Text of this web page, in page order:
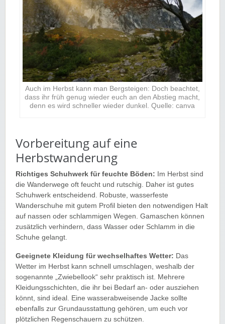
Auch im Herbst kann man Bergsteigen: Doch beachtet,
dass ihr früh genug wieder euch an den Abstieg macht,
denn es wird schneller wieder dunkel. Quelle: canva
Vorbereitung auf eine
Herbstwanderung
Richtiges Schuhwerk für feuchte Böden: Im Herbst sind
die Wanderwege oft feucht und rutschig. Daher ist gutes
Schuhwerk entscheidend. Robuste, wasserfeste
Wanderschuhe mit gutem Profil bieten den notwendigen Halt
auf nassen oder schlammigen Wegen. Gamaschen können
zusätzlich verhindern, dass Wasser oder Schlamm in die
Schuhe gelangt.
Geeignete Kleidung für wechselhaftes Wetter: Das
Wetter im Herbst kann schnell umschlagen, weshalb der
sogenannte „Zwiebellook“ sehr praktisch ist. Mehrere
Kleidungsschichten, die ihr bei Bedarf an- oder ausziehen
könnt, sind ideal. Eine wasserabweisende Jacke sollte
ebenfalls zur Grundausstattung gehören, um euch vor
plötzlichen Regenschauern zu schützen.